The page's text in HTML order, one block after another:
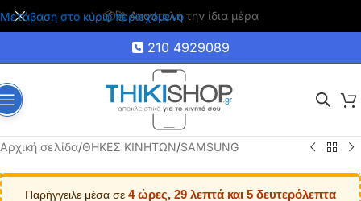
Μετάβαση στο κύριο περιεχόμενο
🚚 Δωρεάν μεταφορικά για αγορές άνω των 35€
210 4929089
Αρχική σελίδα/ΘΗΚΕΣ ΚΙΝΗΤΩΝ/SAMSUNG
Παρήγγειλε μέσα σε 4 ώρες, 29 λεπτά και 5 δευτερόλεπτα